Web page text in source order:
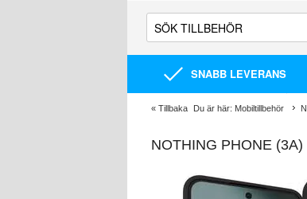
SNABB LEVERANS
« Tillbaka Du är här: Mobiltillbehör
NOTHING PHONE